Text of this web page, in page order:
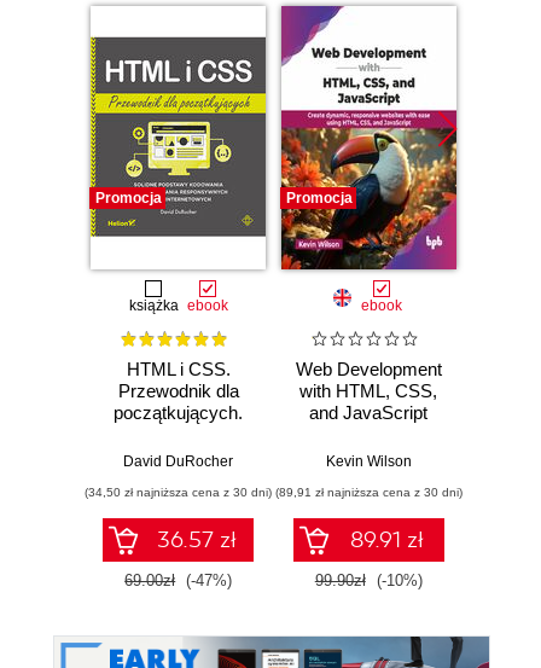
Promocja
książka ebook
HTML i CSS.
Przewodnik dla
początkujących.
kodowania i
responsywnych
stron
internetowych
David DuRocher
(34,50 zł najniższa cena z 30 dni)
36.57 zł
69.00zł (-47%)
Promocja
ebook
Web Development
with HTML, CSS,
and JavaScript
Kevin Wilson
(89,91 zł najniższa cena z 30 dni)
89.91 zł
99.90zł (-10%)